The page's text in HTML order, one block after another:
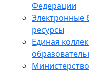
Федерации
Электронные
ресурсы
Единая